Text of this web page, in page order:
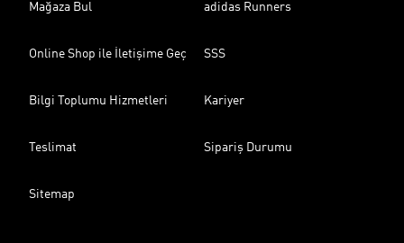
Mağaza Bul adidas Runners
Online Shop ile İletişime Geç SSS
Bilgi Toplumu Hizmetleri Kariyer
Teslimat Sipariş Durumu
Sitemap